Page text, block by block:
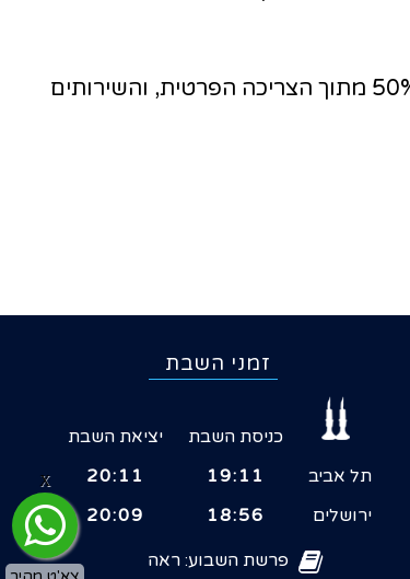
השר ישי מציין כי החלק של הצריכה הפרטית בתמ"ג עומד על כ- 58 אחוז מהתמ"ג. ייצור מקומי מספק למעלה מ-50% מתוך הצריכה הפרטית, והשירותים
זמני השבת
כניסת השבת
יציאת השבת
תל אביב
19:11
20:11
ירושלים
18:56
20:09
פרשת השבוע: ראה
X